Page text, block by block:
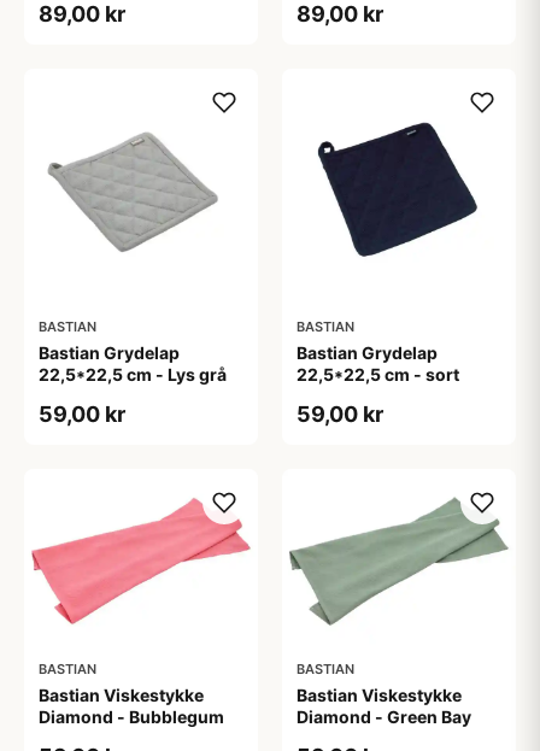
89,00 kr 89,00 kr
BASTIAN
Bastian Grydelap
22,5*22,5 cm - Lys grå
59,00 kr
BASTIAN
Bastian Grydelap
22,5*22,5 cm - sort
59,00 kr
BASTIAN
Bastian Viskestykke
Diamond - Bubblegum
BASTIAN
Bastian Viskestykke
Diamond - Green Bay